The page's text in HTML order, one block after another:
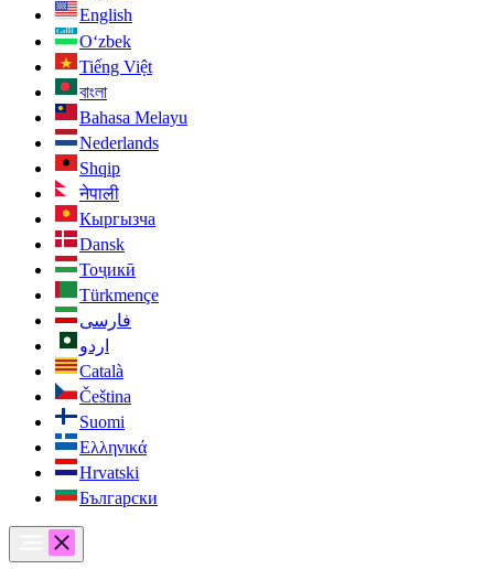
English
O‘zbek
Tiếng Việt
বাংলা
Bahasa Melayu
Nederlands
Shqip
नेपाली
Кыргызча
Dansk
Тоҷикӣ
Türkmençe
فارسی
اردو
Català
Čeština
Suomi
Ελληνικά
Hrvatski
Български